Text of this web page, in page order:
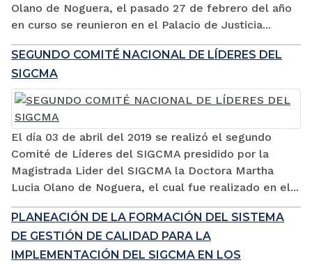
Olano de Noguera, el pasado 27 de febrero del año
en curso se reunieron en el Palacio de Justicia...
SEGUNDO COMITÉ NACIONAL DE LÍDERES DEL
SIGCMA
El día 03 de abril del 2019 se realizó el segundo
Comité de Líderes del SIGCMA presidido por la
Magistrada Lider del SIGCMA la Doctora Martha
Lucia Olano de Noguera, el cual fue realizado en el...
PLANEACIÓN DE LA FORMACIÓN DEL SISTEMA
DE GESTIÓN DE CALIDAD PARA LA
IMPLEMENTACIÓN DEL SIGCMA EN LOS